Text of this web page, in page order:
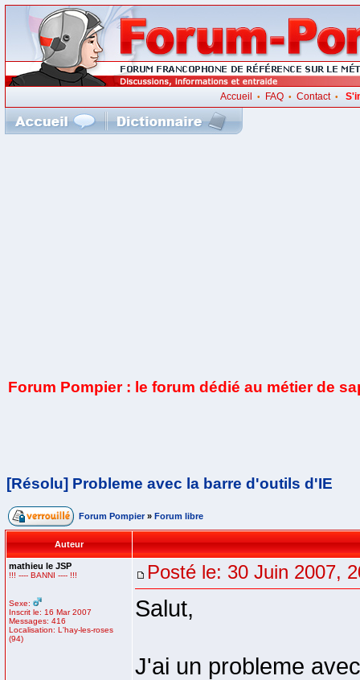
Accueil • FAQ• Contact•
Forum Pompier : le forum dédié au métier de
[Résolu] Probleme avec la barre d'outils d'IE
Forum Pompier » Forum libre
Auteur
mathieu le JSP
!!! ---- BANNI ---- !!!
Sexe:
Inscrit le: 16 Mar 2007
Messages: 416
Localisation: L'hay-les-roses
(94)
Posté le: 30 Juin 2007,
Salut,
J'ai un probleme